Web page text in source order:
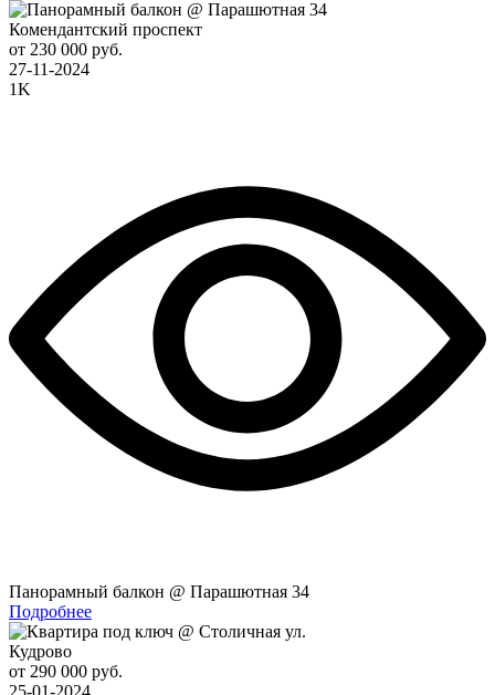
Комендантский проспект
от 230 000 руб.
27-11-2024
1K
Панорамный балкон @ Парашютная 34
Подробнее
Кудрово
от 290 000 руб.
25-01-2024